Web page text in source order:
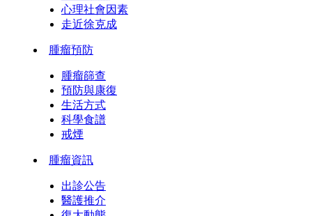
心理社會因素
走近徐克成
腫瘤預防
腫瘤篩查
預防與康復
生活方式
科學食譜
戒煙
腫瘤資訊
出診公告
醫護推介